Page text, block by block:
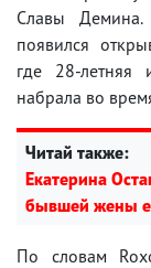
Славы Демина.
появился
где 28-летняя
набрала во
Читай также:
Екатерина
бывшей жены
По словам